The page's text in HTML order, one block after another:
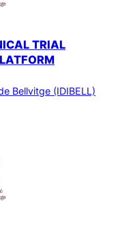
TRIAL
Bellvitge (IDIBELL)